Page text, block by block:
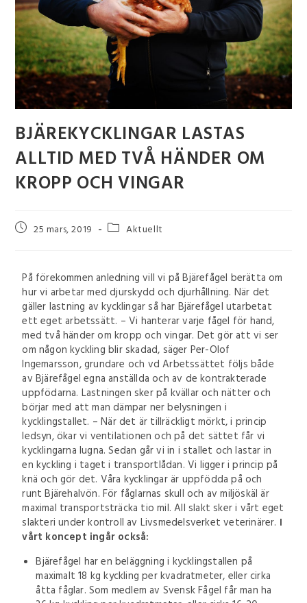
BJÄREKYCKLINGAR LASTAS
ALLTID MED TVÅ HÄNDER OM
KROPP OCH VINGAR
25 mars, 2019 Aktuellt
På förekommen anledning vill vi på Bjärefågel berätta om
hur vi arbetar med djurskydd och djurhållning. När det
gäller lastning av kycklingar så har Bjärefågel utarbetat
ett eget arbetssätt. – Vi hanterar varje fågel för hand,
med två händer om kropp och vingar. Det gör att vi ser
om någon kyckling blir skadad, säger Per-Olof
Ingemarsson, grundare och vd Arbetssättet följs både
av Bjärefågel egna anställda och av de kontrakterade
uppfödarna. Lastningen sker på kvällar och nätter och
börjar med att man dämpar ner belysningen i
kycklingstallet. – När det är tillräckligt mörkt, i princip
ledsyn, ökar vi ventilationen och på det sättet får vi
kycklingarna lugna. Sedan går vi in i stallet och lastar in
en kyckling i taget i transportlådan. Vi ligger i princip på
knä och gör det. Våra kycklingar är uppfödda på och
runt Bjärehalvön. För fåglarnas skull och av miljöskäl är
maximal transportsträcka tio mil. All slakt sker i vårt eget
slakteri under kontroll av Livsmedelsverket veterinärer. I
vårt koncept ingår också:
Bjärefågel har en beläggning i kycklingstallen på
maximalt 18 kg kyckling per kvadratmeter, eller cirka
åtta fåglar. Som medlem av Svensk Fågel får man ha